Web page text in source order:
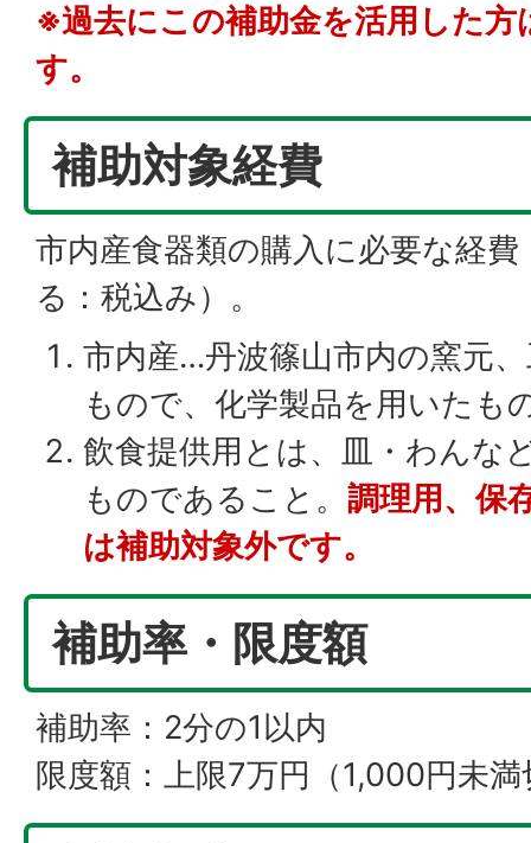
※過去にこの補助金を活用した方
す。
補助対象経費
市内産食器類の購入に必要な経
る：税込み）。
市内産…丹波篠山市内の窯元
もので、化学製品を用いたも
飲食提供用とは、皿・わんな
ものであること。 調理用、保
は補助対象外です。
補助率・限度額
補助率：2分の1以内
限度額：上限7万円（1,000円未